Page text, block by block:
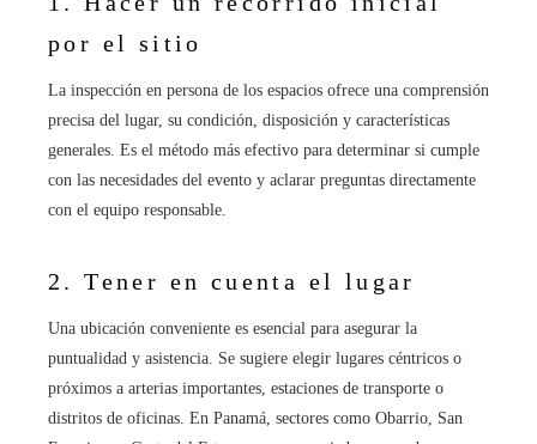
por el sitio
La inspección en persona de los espacios ofrece una comprensión
precisa del lugar, su condición, disposición y características
generales. Es el método más efectivo para determinar si cumple
con las necesidades del evento y aclarar preguntas directamente
con el equipo responsable.
2. Tener en cuenta el lugar
Una ubicación conveniente es esencial para asegurar la
puntualidad y asistencia. Se sugiere elegir lugares céntricos o
próximos a arterias importantes, estaciones de transporte o
distritos de oficinas. En Panamá, sectores como Obarrio, San